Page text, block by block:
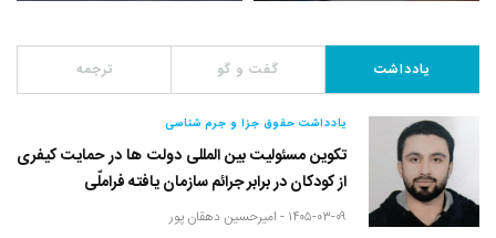
یادداشت گفت و گو ترجمه
یادداشت حقوق جزا و جرم شناسی
تکوین مسئولیت بین المللی دولت ها در حمایت کیفری
از کودکان در برابر جرائم سازمان یافته فراملّی
۱۴۰۵-۰۳-۰۹ - امیرحسین دهقان پور